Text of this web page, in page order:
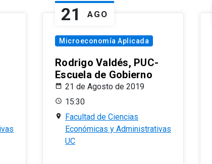
21 AGO
Microeconomía Aplicada
Rodrigo Valdés, PUC-
Escuela de Gobierno
21 de Agosto de 2019
15:30
Facultad de Ciencias
Económicas y Administrativas
UC